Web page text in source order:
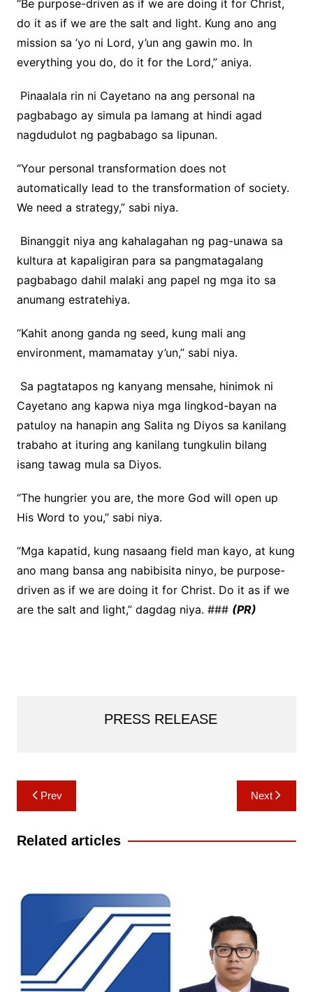
“Be purpose-driven as if we are doing it for Christ,
do it as if we are the salt and light. Kung ano ang
mission sa ’yo ni Lord, y’un ang gawin mo. In
everything you do, do it for the Lord,” aniya.
Pinaalala rin ni Cayetano na ang personal na
pagbabago ay simula pa lamang at hindi agad
nagdudulot ng pagbabago sa lipunan.
“Your personal transformation does not
automatically lead to the transformation of society.
We need a strategy,” sabi niya.
Binanggit niya ang kahalagahan ng pag-unawa sa
kultura at kapaligiran para sa pangmatagalang
pagbabago dahil malaki ang papel ng mga ito sa
anumang estratehiya.
“Kahit anong ganda ng seed, kung mali ang
environment, mamamatay y’un,” sabi niya.
Sa pagtatapos ng kanyang mensahe, hinimok ni
Cayetano ang kapwa niya mga lingkod-bayan na
patuloy na hanapin ang Salita ng Diyos sa kanilang
trabaho at ituring ang kanilang tungkulin bilang
isang tawag mula sa Diyos.
“The hungrier you are, the more God will open up
His Word to you,” sabi niya.
“Mga kapatid, kung nasaang field man kayo, at kung
ano mang bansa ang nabibisita ninyo, be purpose-
driven as if we are doing it for Christ. Do it as if we
are the salt and light,” dagdag niya. ### (PR)
PRESS RELEASE
Post
navigation
Prev Next
Related articles